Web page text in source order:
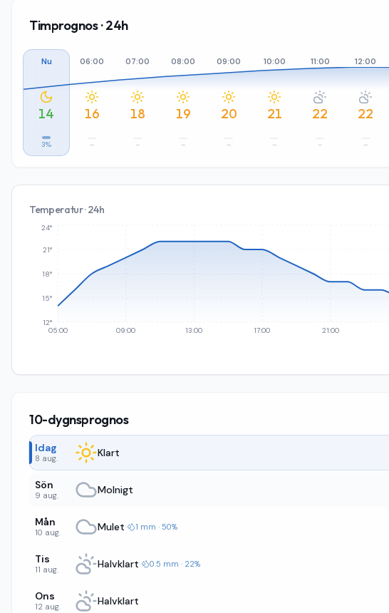
Timprognos · 24h
Nu
14
3%
06:00
16
–
07:00
18
–
08:00
19
–
09:00
20
–
10:00
21
–
11:00
22
–
12:00
22
–
Temperatur · 24h
05:00 09:00 13:00 17:00 21:00
12°
15°
18°
21°
24°
10-dygnsprognos
Idag
8 aug. Klart
Sön
9 aug. Molnigt
Mån
10 aug. Mulet· 1 mm · 50%
Tis
11 aug. Halvklart· 0.5 mm · 22%
Ons
12 aug. Halvklart